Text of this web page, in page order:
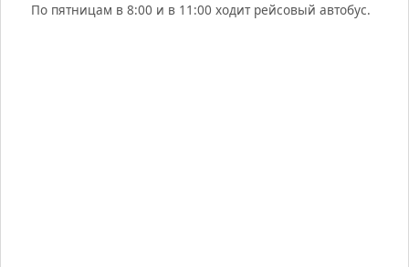
По пятницам в 8:00 и в 11:00 ходит рейсовый автобус.